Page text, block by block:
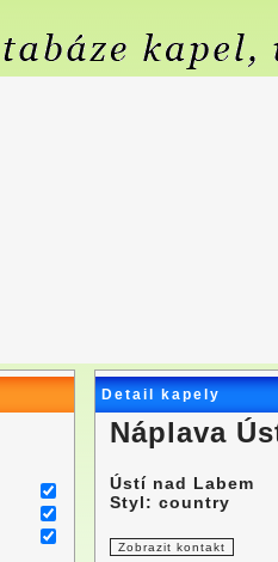
Detail kapely
Náplava
Ústí nad Labem
Styl: country